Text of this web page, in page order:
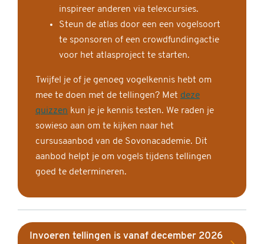
inspireer anderen via telexcursies.
Steun de atlas door een een vogelsoort
te sponsoren of een crowdfundingactie
voor het atlasproject te starten.
Twijfel je of je genoeg vogelkennis hebt om
mee te doen met de tellingen? Met deze
quizzen kun je je kennis testen. We raden je
sowieso aan om te kijken naar het
cursusaanbod van de Sovonacademie. Dit
aanbod helpt je om vogels tijdens tellingen
goed te determineren.
Invoeren tellingen is vanaf december 2026